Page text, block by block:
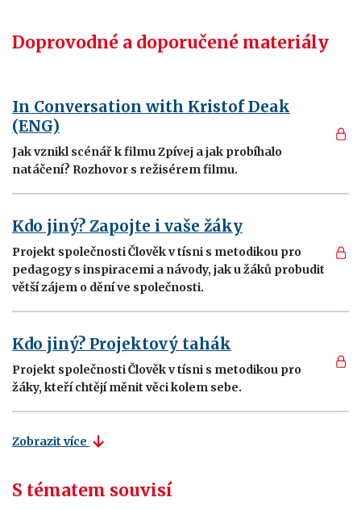
Doprovodné a doporučené materiály
In Conversation with Kristof Deak
(ENG)
Jak vznikl scénář k filmu Zpívej a jak probíhalo
natáčení? Rozhovor s režisérem filmu.
Kdo jiný? Zapojte i vaše žáky
Projekt společnosti Člověk v tísni s metodikou pro
pedagogy s inspiracemi a návody, jak u žáků probudit
větší zájem o dění ve společnosti.
Kdo jiný? Projektový tahák
Projekt společnosti Člověk v tísni s metodikou pro
žáky, kteří chtějí měnit věci kolem sebe.
Zobrazit více
S tématem souvisí